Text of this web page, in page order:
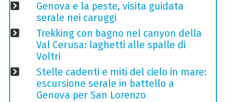
Genova e la peste, visita guidata
serale nei caruggi
Trekking con bagno nel canyon della
Val Cerusa: laghetti alle spalle di
Voltri
Stelle cadenti e miti del cielo in mare:
escursione serale in battello a
Genova per San Lorenzo